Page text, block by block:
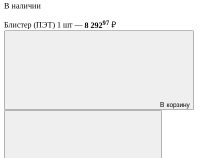
В наличии
Блистер (ПЭТ) 1 шт — 8 29297 ₽
В корзину